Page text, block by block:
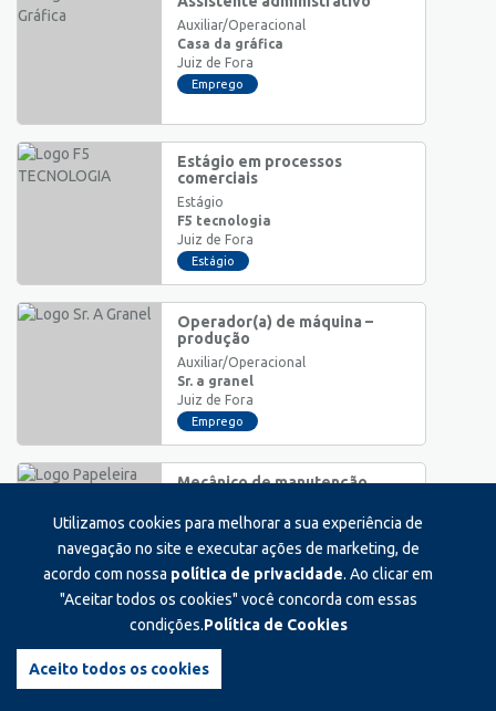
Auxiliar/Operacional
Casa da gráfica
Juiz de Fora
Emprego
Estágio em processos
comerciais
Estágio
F5 tecnologia
Juiz de Fora
Estágio
Operador(a) de máquina –
produção
Auxiliar/Operacional
Sr. a granel
Juiz de Fora
Emprego
Mecânico de manutenção
Técnico
Papeleira santa rita
Emprego
de papel
Utilizamos cookies para melhorar a sua experiência de
navegação no site e executar ações de marketing, de
acordo com nossa política de privacidade. Ao clicar em
"Aceitar todos os cookies" você concorda com essas
condições.Política de Cookies
Aceito todos os cookies